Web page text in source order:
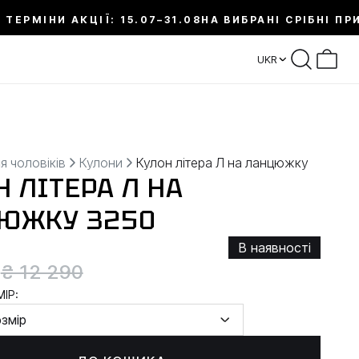
АКЦІЇ: 15.07–31.08 НА ВИБРАНІ СРІБНІ
UKR
чоловіків Кулони Кулон літера Л на ланцюжку
ЛІТЕРА Л НА
3250
В наявності
₴ 12 290